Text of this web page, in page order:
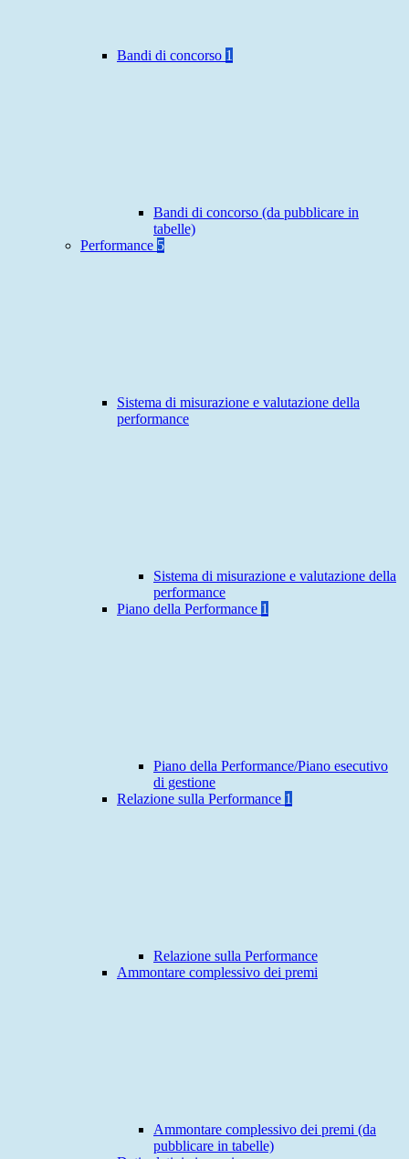
Bandi di concorso 1
Bandi di concorso (da pubblicare in
tabelle)
Performance 5
Sistema di misurazione e valutazione della
performance
Sistema di misurazione e valutazione della
performance
Piano della Performance 1
Piano della Performance/Piano esecutivo
di gestione
Relazione sulla Performance 1
Relazione sulla Performance
Ammontare complessivo dei premi
Ammontare complessivo dei premi (da
pubblicare in tabelle)